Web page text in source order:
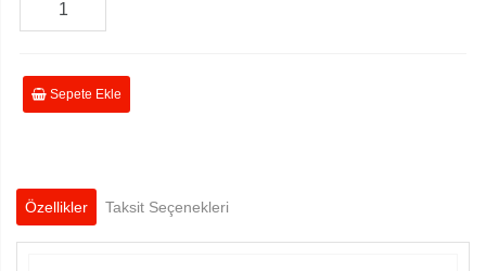
Sepete Ekle
Özellikler Taksit Seçenekleri